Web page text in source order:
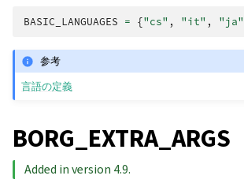
BASIC_LANGUAGES = {"cs" , "it" , "ja"
参考
言語の定義
BORG_EXTRA_ARGS
Added in version 4.9.